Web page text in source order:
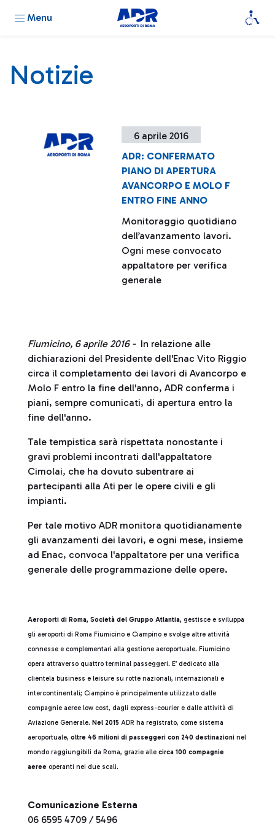
Menu
Notizie
6 aprile 2016
ADR: CONFERMATO
PIANO DI APERTURA
AVANCORPO E MOLO F
ENTRO FINE ANNO
Monitoraggio quotidiano
dell’avanzamento lavori.
Ogni mese convocato
appaltatore per verifica
generale
Fiumicino, 6 aprile 2016 - In relazione alle
dichiarazioni del Presidente dell'Enac Vito Riggio
circa il completamento dei lavori di Avancorpo e
Molo F entro la fine dell'anno, ADR conferma i
piani, sempre comunicati, di apertura entro la
fine dell'anno.
Tale tempistica sarà rispettata nonostante i
gravi problemi incontrati dall'appaltatore
Cimolai, che ha dovuto subentrare ai
partecipanti alla Ati per le opere civili e gli
impianti.
Per tale motivo ADR monitora quotidianamente
gli avanzamenti dei lavori, e ogni mese, insieme
ad Enac, convoca l'appaltatore per una verifica
generale delle programmazione delle opere.
Aeroporti di Roma, Società del Gruppo Atlantia, gestisce e sviluppa
gli aeroporti di Roma Fiumicino e Ciampino e svolge altre attività
connesse e complementari alla gestione aeroportuale. Fiumicino
opera attraverso quattro terminal passeggeri. E’ dedicato alla
clientela business e leisure su rotte nazionali, internazionali e
intercontinentali; Ciampino è principalmente utilizzato dalle
compagnie aeree low cost, dagli express-courier e dalle attività di
Aviazione Generale. Nel 2015 ADR ha registrato, come sistema
aeroportuale, oltre 46 milioni di passeggeri con 240 destinazioni nel
mondo raggiungibili da Roma, grazie alle circa 100 compagnie
aeree operanti nei due scali.
Comunicazione Esterna
06 6595 4709 / 5496